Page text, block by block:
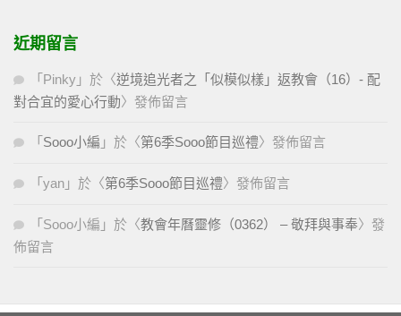
近期留言
「 Pinky 」於〈逆境追光者之「似模似樣」返教會（16）- 配
對合宜的愛心行動〉發佈留言
「 Sooo小編 」於〈第6季Sooo節目巡禮〉發佈留言
「 yan 」於〈第6季Sooo節目巡禮〉發佈留言
「 Sooo小編 」於〈教會年曆靈修（0362） – 敬拜與事奉〉發
佈留言